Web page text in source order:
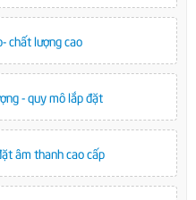
chất lượng cao
- quy mô lắp đặt
âm thanh cao cấp